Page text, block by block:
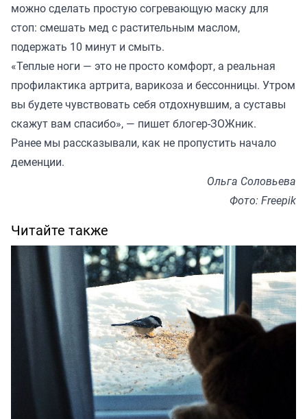
можно сделать простую согревающую маску для
стоп: смешать мед с растительным маслом,
подержать 10 минут и смыть.
«Теплые ноги — это не просто комфорт, а реальная
профилактика артрита, варикоза и бессонницы. Утром
вы будете чувствовать себя отдохнувшим, а суставы
скажут вам спасибо», — пишет блогер-ЗОЖник.
Ранее мы рассказывали, как не пропустить начало
деменции.
Ольга Соловьева
Фото: Freepik
Читайте также